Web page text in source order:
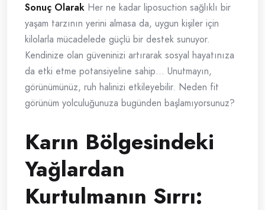
Sonuç Olarak Her ne kadar liposuction sağlıklı bir
yaşam tarzının yerini almasa da, uygun kişiler için
kilolarla mücadelede güçlü bir destek sunuyor.
Kendinize olan güveninizi artırarak sosyal hayatınıza
da etki etme potansiyeline sahip… Unutmayın,
görünümünüz, ruh halinizi etkileyebilir. Neden fit
görünüm yolculuğunuza bugünden başlamıyorsunuz?
Karın Bölgesindeki
Yağlardan
Kurtulmanın Sırrı: